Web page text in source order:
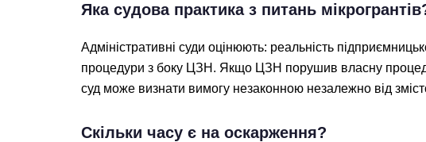
Яка судова практика з питань
Адміністративні суди оцінюють: реальність
процедури з боку ЦЗН. Якщо ЦЗН порушив власну
суд може визнати вимогу незаконною незалежно від
Скільки часу є на оскарження?